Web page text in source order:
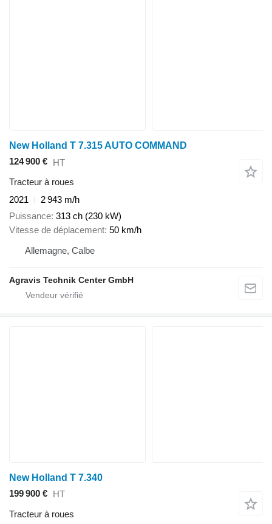
New Holland T 7.315 AUTO COMMAND
124 900 € HT
Tracteur à roues
2021
2 943 m/h
Puissance 313 ch (230 kW)
Vitesse de déplacement 50 km/h
Allemagne, Calbe
Agravis Technik Center GmbH
New Holland T 7.340
199 900 € HT
Tracteur à roues